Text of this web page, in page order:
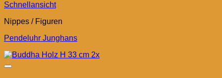
Schnellansicht
Nippes / Figuren
Pendeluhr Junghans